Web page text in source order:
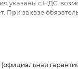
указаны с НДС,
При заказе
(официальная